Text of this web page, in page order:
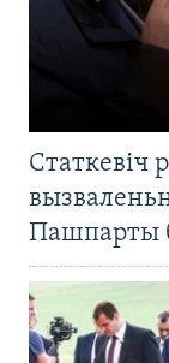
Статкевіч
Пашпарты